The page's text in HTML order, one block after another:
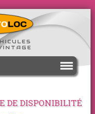
DE DISPONIBILITÉ